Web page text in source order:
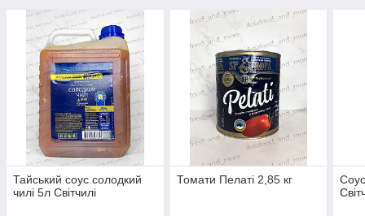
Тайський соус солодкий
чилі 5л Світчилі
Томати Пелаті 2,85 кг